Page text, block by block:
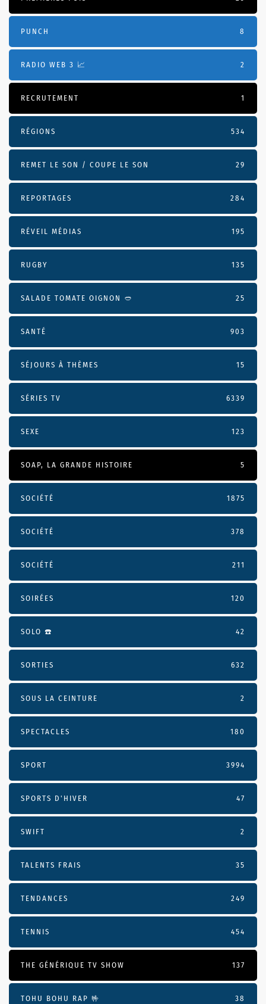
PUNCH 8
RADIO WEB 3 📈 2
RECRUTEMENT 1
RÉGIONS 534
REMET LE SON / COUPE LE SON 29
REPORTAGES 284
RÉVEIL MÉDIAS 195
RUGBY 135
SALADE TOMATE OIGNON 🥙 25
SANTÉ 903
SÉJOURS À THÈMES 15
SÉRIES TV 6339
SEXE 123
SOAP, LA GRANDE HISTOIRE 5
SOCIÉTÉ 1875
SOCIÉTÉ 378
SOCIÉTÉ 211
SOIRÉES 120
SOLO ☎️ 42
SORTIES 632
SOUS LA CEINTURE 2
SPECTACLES 180
SPORT 3994
SPORTS D'HIVER 47
SWIFT 2
TALENTS FRAIS 35
TENDANCES 249
TENNIS 454
THE GÉNÉRIQUE TV SHOW 137
TOHU BOHU RAP 🤟 38